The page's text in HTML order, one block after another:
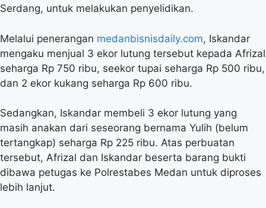
Serdang, untuk melakukan penyelidikan.
Melalui penerangan medanbisnisdaily.com, Iskandar
mengaku menjual 3 ekor lutung tersebut kepada Afrizal
seharga Rp 750 ribu, seekor tupai seharga Rp 500 ribu,
dan 2 ekor kukang seharga Rp 600 ribu.
Sedangkan, Iskandar membeli 3 ekor lutung yang
masih anakan dari seseorang bernama Yulih (belum
tertangkap) seharga Rp 225 ribu. Atas perbuatan
tersebut, Afrizal dan Iskandar beserta barang bukti
dibawa petugas ke Polrestabes Medan untuk diproses
lebih lanjut.